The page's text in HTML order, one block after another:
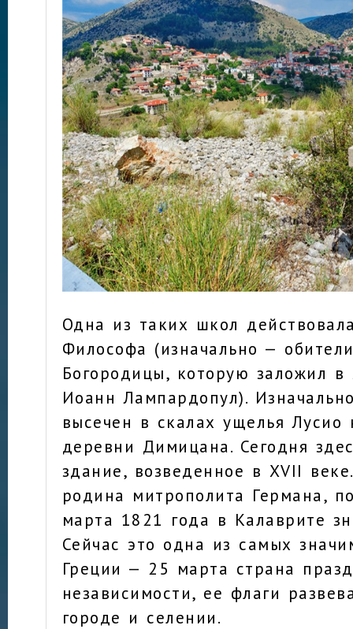
Одна из таких школ
Философа (изначально —
Богородицы, которую заложил
Иоанн Лампардопул).
высечен в скалах ущелья Лусио
деревни Димицана. Сегодня
здание, возведенное в XVII
родина митрополита Германа,
марта 1821 года в Калаврите
Сейчас это одна из самых
Греции — 25 марта страна
независимости, ее флаги
городе и селении.